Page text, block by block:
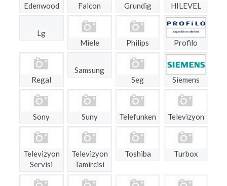
Edenwood Falcon Grundig HILEVEL
Lg
Miele
Philips Profilo
Regal
Samsung
Seg
Siemens
Sony Suny Telefunken Televizyon
Televizyon
Servisi
Televizyon
Tamircisi
Toshiba Turbox